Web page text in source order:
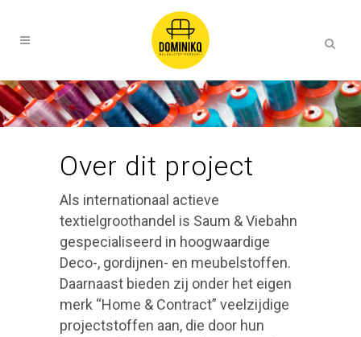
Over dit project
Als internationaal actieve
textielgroothandel is Saum & Viebahn
gespecialiseerd in hoogwaardige
Deco-, gordijnen- en meubelstoffen.
Daarnaast bieden zij onder het eigen
merk “Home & Contract” veelzijdige
projectstoffen aan, die door hun